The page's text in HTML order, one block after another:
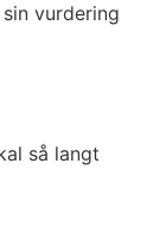
vurdering
så langt